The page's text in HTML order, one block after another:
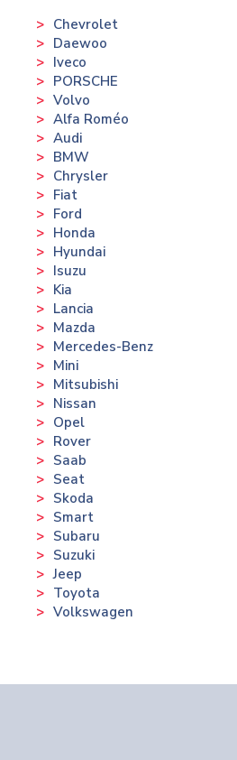
Chevrolet
Daewoo
Iveco
PORSCHE
Volvo
Alfa Roméo
Audi
BMW
Chrysler
Fiat
Ford
Honda
Hyundai
Isuzu
Kia
Lancia
Mazda
Mercedes-Benz
Mini
Mitsubishi
Nissan
Opel
Rover
Saab
Seat
Skoda
Smart
Subaru
Suzuki
Jeep
Toyota
Volkswagen